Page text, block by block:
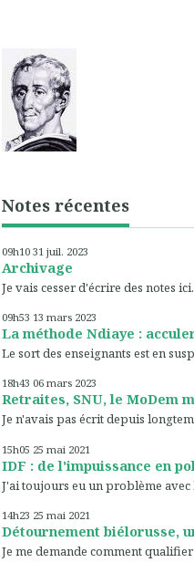
Notes récentes
09h10 31 juil. 2023
Archivage
Je vais cesser d'écrire des notes
09h53 13 mars 2023
La méthode Ndiaye :
Le sort des enseignants est en
18h43 06 mars 2023
Retraites, SNU, le MoDem
Je n'avais pas écrit depuis
15h05 25 mai 2021
IDF : de l'impuissance en
J'ai toujours eu un problème avec
14h23 25 mai 2021
Détournement biélorusse,
Je me demande comment